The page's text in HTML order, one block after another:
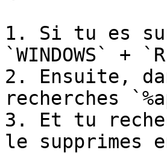
1. Si tu es
`WINDOWS` +
2. Ensuite,
recherches
3. Et tu
le supprimes